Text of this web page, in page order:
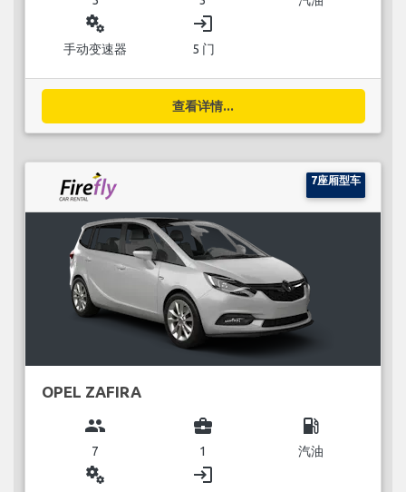
miscellaneous_services
手动变速器
login
5 门
查看详情...
7座厢型车
OPEL ZAFIRA
group
7
business_center
1
local_gas_station
汽油
miscellaneous_services login